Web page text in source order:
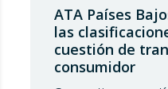
ATA Países
las
cuestión de
consumidor